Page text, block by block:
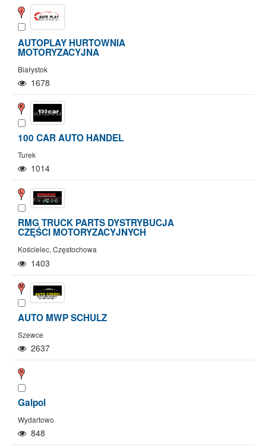
AUTOPLAY HURTOWNIA
MOTORYZACYJNA
Białystok
1678
100 CAR AUTO HANDEL
Turek
1014
RMG TRUCK PARTS DYSTRYBUCJA
CZĘŚCI MOTORYZACYJNYCH
Kościelec, Częstochowa
1403
AUTO MWP SCHULZ
Szewce
2637
Galpol
Wydartowo
848